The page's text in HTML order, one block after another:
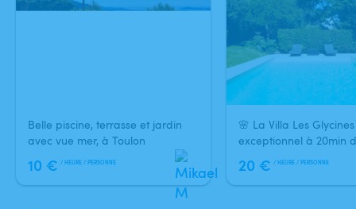
Vous aussi profitez de Swimmy
Belle piscine, terrasse et jardin
avec vue mer, à Toulon
10 € / HEURE / PERSONNE
🌸 La Villa Les
exceptionnel à 20min
20 € / HEURE / PERSONNE